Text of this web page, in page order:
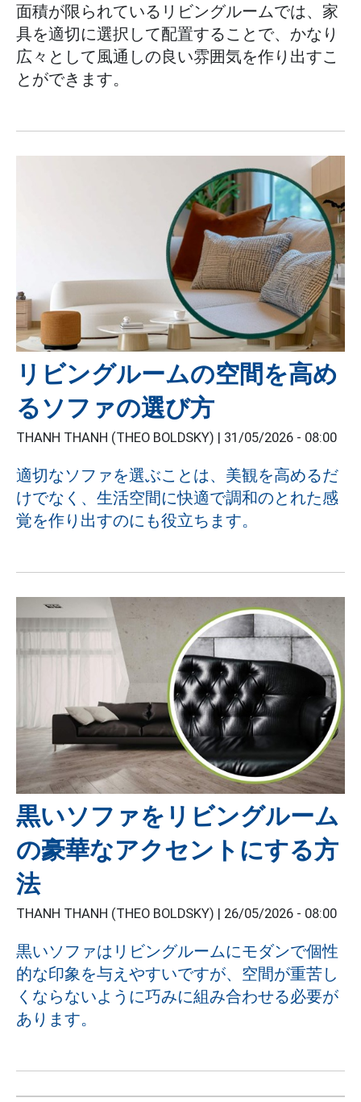
面積が限られているリビングルームでは、家
具を適切に選択して配置することで、かなり
広々として風通しの良い雰囲気を作り出すこ
とができます。
リビングルームの空間を高め
るソファの選び方
THANH THANH (THEO BOLDSKY) | 31/05/2026 - 08:00
適切なソファを選ぶことは、美観を高めるだ
けでなく、生活空間に快適で調和のとれた感
覚を作り出すのにも役立ちます。
黒いソファをリビングルーム
の豪華なアクセントにする方
法
THANH THANH (THEO BOLDSKY) | 26/05/2026 - 08:00
黒いソファはリビングルームにモダンで個性
的な印象を与えやすいですが、空間が重苦し
くならないように巧みに組み合わせる必要が
あります。